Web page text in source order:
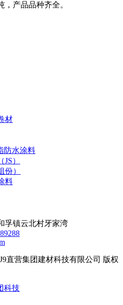
，产品品种齐全。
材
防水涂料
）
）
料
孚镇云北村牙家湾
直营集团建材科技有限公司 版权
科技